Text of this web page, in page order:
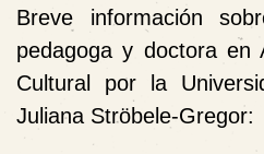
Breve información
pedagoga y doctora en
Cultural por la
Juliana Ströbele-Gregor: